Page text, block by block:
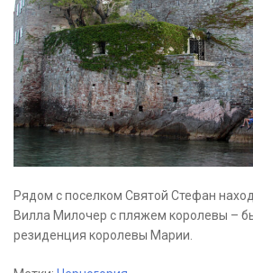
Рядом с поселком Святой Стефан
Вилла Милочер с пляжем королевы –
резиденция королевы Марии.